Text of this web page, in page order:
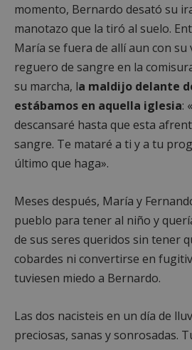
momento, Bernardo desató su
manotazo que la tiró al suelo.
María se fuera de allí aun con su
reguero de sangre en la
su marcha, la maldijo delante
estábamos en aquella iglesia:
descansaré hasta que esta
sangre. Te mataré a ti y a tu
último que haga».
Meses después, María y
pueblo para tener al niño y
de sus seres queridos sin tener
cobardes ni convertirse en
tuviesen miedo a Bernardo.
Las dos nacisteis en un día de
preciosas, sanas y sonrosadas.